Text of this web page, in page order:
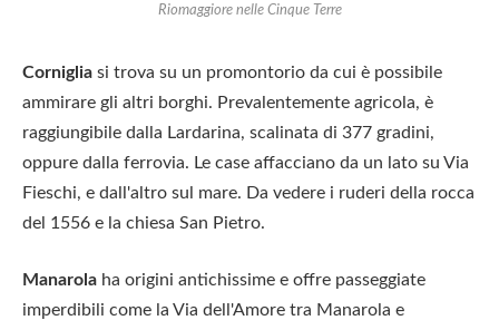
Riomaggiore nelle Cinque Terre
Corniglia si trova su un promontorio da cui è possibile
ammirare gli altri borghi. Prevalentemente agricola, è
raggiungibile dalla Lardarina, scalinata di 377 gradini,
oppure dalla ferrovia. Le case affacciano da un lato su Via
Fieschi, e dall'altro sul mare. Da vedere i ruderi della rocca
del 1556 e la chiesa San Pietro.
Manarola ha origini antichissime e offre passeggiate
imperdibili come la Via dell'Amore tra Manarola e